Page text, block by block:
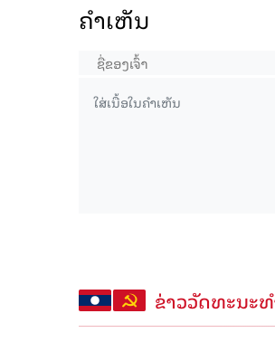
ຄໍາເຫັນ
ຂ່າວວັດທະນະ